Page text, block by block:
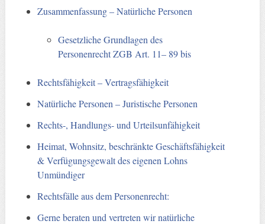
Zusammenfassung – Natürliche Personen
Gesetzliche Grundlagen des
Personenrecht ZGB Art. 11– 89 bis
Rechtsfähigkeit – Vertragsfähigkeit
Natürliche Personen – Juristische Personen
Rechts-, Handlungs- und Urteilsunfähigkeit
Heimat, Wohnsitz, beschränkte Geschäftsfähigkeit
& Verfügungsgewalt des eigenen Lohns
Unmündiger
Rechtsfälle aus dem Personenrecht:
Gerne beraten und vertreten wir natürliche